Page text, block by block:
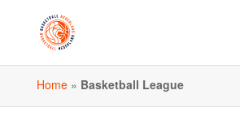
Home» Basketball League